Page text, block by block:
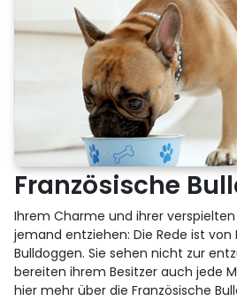
Französische
Ihrem Charme und ihrer
jemand entziehen: Die Rede ist von
Bulldoggen. Sie sehen nicht zur
bereiten ihrem Besitzer auch jede
hier mehr über die Französische